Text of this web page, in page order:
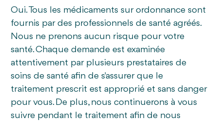
Oui. Tous les médicaments sur ordonnance sont
fournis par des professionnels de santé agréés.
Nous ne prenons aucun risque pour votre
santé. Chaque demande est examinée
attentivement par plusieurs prestataires de
soins de santé afin de s'assurer que le
traitement prescrit est approprié et sans danger
pour vous. De plus, nous continuerons à vous
suivre pendant le traitement afin de nous